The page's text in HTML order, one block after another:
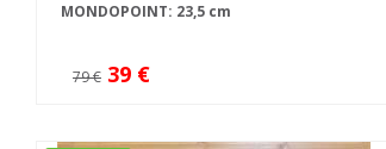
MONDOPOINT: 23,5 cm
79 € 39 €